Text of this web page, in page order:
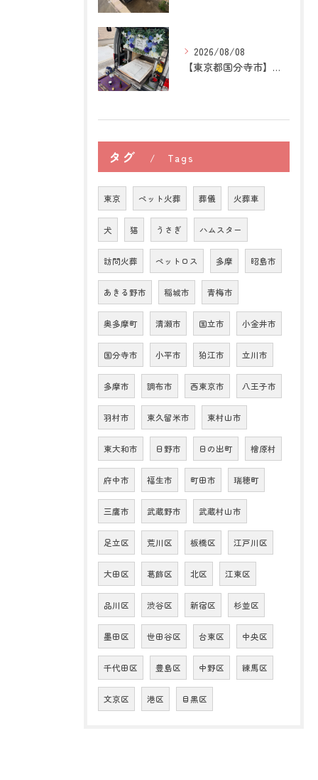
2026/08/08
【東京都国分寺市】うさぎの訪問ペット火葬｜牧草を替える時間が...
タグ Tags
東京 ペット火葬 葬儀 火葬車
犬 猫 うさぎ ハムスター
訪問火葬 ペットロス 多摩 昭島市
あきる野市 稲城市 青梅市
奥多摩町 清瀬市 国立市 小金井市
国分寺市 小平市 狛江市 立川市
多摩市 調布市 西東京市 八王子市
羽村市 東久留米市 東村山市
東大和市 日野市 日の出町 檜原村
府中市 福生市 町田市 瑞穂町
三鷹市 武蔵野市 武蔵村山市
足立区 荒川区 板橋区 江戸川区
大田区 葛飾区 北区 江東区
品川区 渋谷区 新宿区 杉並区
墨田区 世田谷区 台東区 中央区
千代田区 豊島区 中野区 練馬区
文京区 港区 目黒区